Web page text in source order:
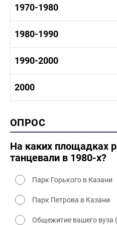
1950-1960 культура
1960-1970 история
1960-1970
1960-1970 культура
1970-1980
1970-1980 история
1970-1980 культура
1970 - 1980 быт
1980-1990
1980 -1990 история
1980-1990 культура
1990-2000
1990-2000 культура
2000
2000 промышленность
2000 культура
ОПРОС
На каких площадках
танцевали в 1980-х?
Парк Горького в Казани
Парк Петрова в Казани
Общежитие вашего вуза